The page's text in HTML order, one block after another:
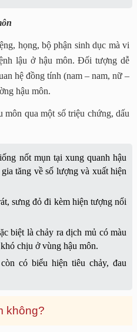
họng, bộ phận sinh dục mà vi
lậu ở hậu môn. Đối tượng dễ
hệ đồng tính (nam – nam, nữ –
hậu môn.
môn qua một số triệu chứng, dấu
nốt mụn tại xung quanh hậu
tăng về số lượng và xuất hiện
sưng đỏ đi kèm hiện tượng nổi
biệt là chảy ra dịch mủ có màu
chịu ở vùng hậu môn.
có biểu hiện tiêu chảy, đau
không?